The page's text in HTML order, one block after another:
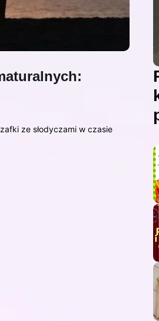
ze słodyczami w czasie